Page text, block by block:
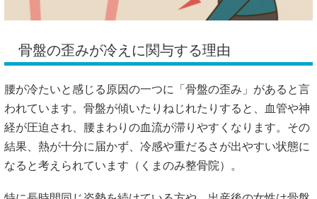
骨盤の歪みが冷えに関与する理由
腰が冷たいと感じる原因の一つに「骨盤の歪み」があると言
われています。骨盤が傾いたりねじれたりすると、血管や神
経が圧迫され、腰まわりの血流が滞りやすくなります。その
結果、熱が十分に届かず、冷感や重だるさが出やすい状態に
なると考えられています（ くまのみ整骨院）。